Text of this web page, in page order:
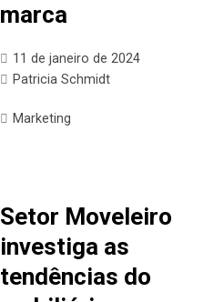
marca
11 de janeiro de 2024
Patricia Schmidt
Marketing
Setor Moveleiro
investiga as
tendências do